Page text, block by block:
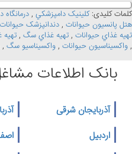
کلمات کلیدی:کلينيک دامپزشکي ,
هتل پانسيون حيوانات , دندانپزشک حيوانات
تهيه غذاي حيوانات , تهيه غذاي سگ , تهيه
, واکسيناسيون حيوانات , واکسيناسيو سگ ,
بانک اطلاعات
آذربایجان شرقی
اردبیل